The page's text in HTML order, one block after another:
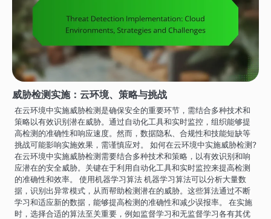
威胁检测实施：云环境、策略与挑战
在云环境中实施威胁检测是确保安全的重要环节，需结合多种技术和
策略以有效识别潜在威胁。通过自动化工具和实时监控，组织能够提
高检测的准确性和响应速度。然而，数据隐私、合规性和技能短缺等
挑战可能影响实施效果，需谨慎应对。 如何在云环境中实施威胁检测?
在云环境中实施威胁检测需要结合多种技术和策略，以有效识别和响
应潜在的安全威胁。关键在于利用自动化工具和实时监控来提高检测
的准确性和效率。 使用机器学习算法 机器学习算法可以分析大量数
据，识别出异常模式，从而帮助检测潜在的威胁。这些算法通过不断
学习和适应新的数据，能够提高检测的准确性和减少误报率。 在实施
时，选择合适的算法至关重要，例如监督学习和无监督学习各有其优